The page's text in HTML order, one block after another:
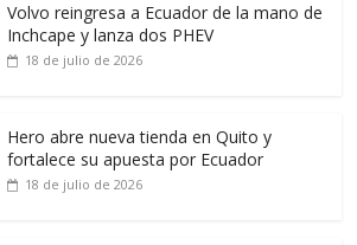
Volvo reingresa a Ecuador de la mano de
Inchcape y lanza dos PHEV
18 de julio de 2026
Hero abre nueva tienda en Quito y
fortalece su apuesta por Ecuador
18 de julio de 2026